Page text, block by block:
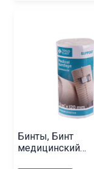
Бинты, Бинт
медицинский